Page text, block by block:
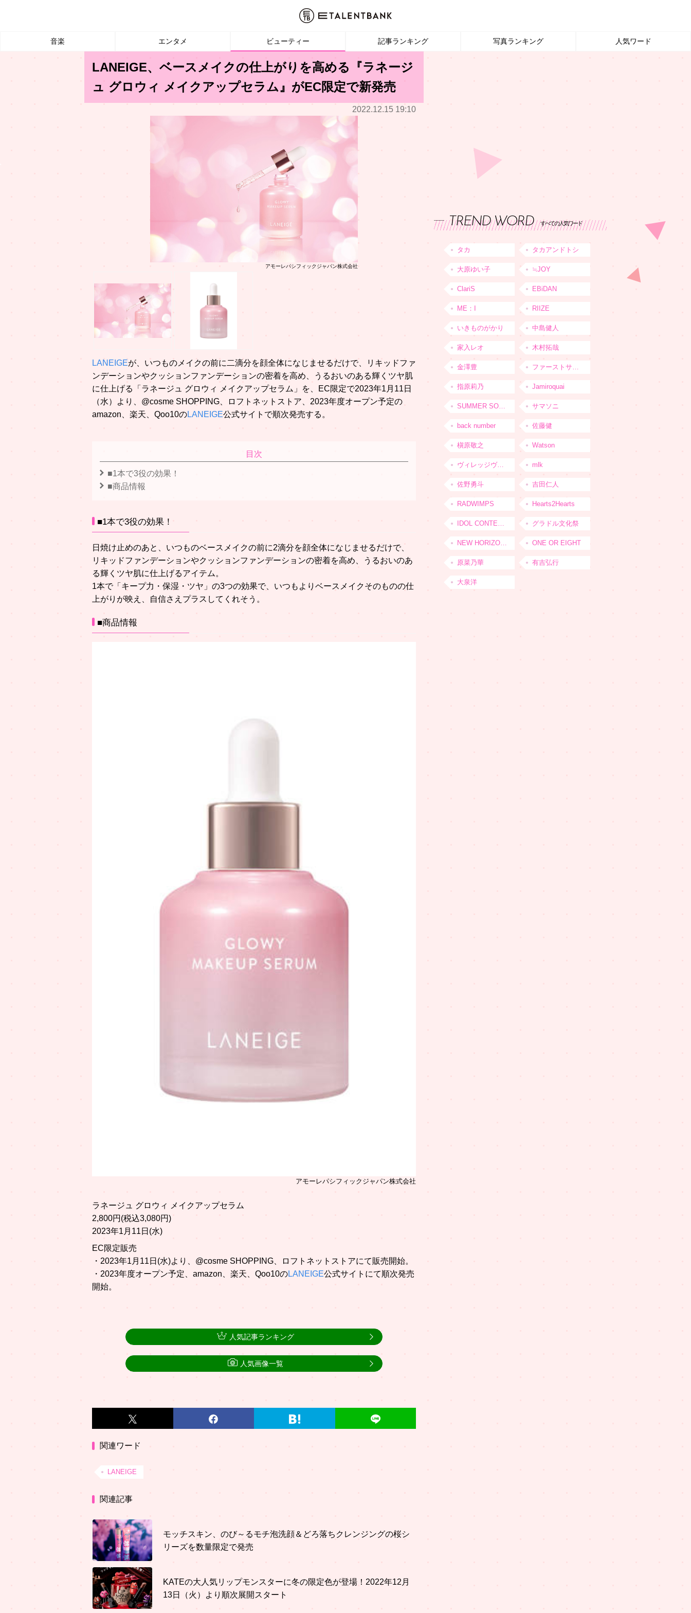
音楽 エンタメ ビューティー 記事ランキング 写真ランキング 人気ワード
LANEIGE、ベースメイクの仕上がりを高める『ラネージ
ュ グロウィ メイクアップセラム』がEC限定で新発売
2022.12.15 19:10
アモーレパシフィックジャパン株式会社
LANEIGEが、いつものメイクの前に二滴分を顔全体になじませるだけで、リキッドファ
ンデーションやクッションファンデーションの密着を高め、うるおいのある輝くツヤ肌
に仕上げる「ラネージュ グロウィ メイクアップセラム」を、EC限定で2023年1月11日
（水）より、@cosme SHOPPING、ロフトネットストア、2023年度オープン予定の
amazon、楽天、Qoo10のLANEIGE公式サイトで順次発売する。
目次
■1本で3役の効果！
■商品情報
■1本で3役の効果！
日焼け止めのあと、いつものベースメイクの前に2滴分を顔全体になじませるだけで、
リキッドファンデーションやクッションファンデーションの密着を高め、うるおいのあ
る輝くツヤ肌に仕上げるアイテム。
1本で「キープ力・保湿・ツヤ」の3つの効果で、いつもよりベースメイクそのものの仕
上がりが映え、自信さえプラスしてくれそう。
■商品情報
アモーレパシフィックジャパン株式会社
ラネージュ グロウィ メイクアップセラム
2,800円(税込3,080円)
2023年1月11日(水)
EC限定販売
・2023年1月11日(水)より、@cosme SHOPPING、ロフトネットストアにて販売開始。
・2023年度オープン予定、amazon、楽天、Qoo10のLANEIGE公式サイトにて順次発売
開始。
関連ワード
LANEIGE
関連記事
モッチスキン、のび～るモチ泡洗顔＆どろ落ちクレンジングの桜シ
リーズを数量限定で発売
KATEの大人気リップモンスターに冬の限定色が登場！2022年12月
13日（火）より順次展開スタート
人気記事ランキング
人気画像一覧
TREND WORD すべての人気ワード
タカ タカアンドトシ
大原ゆい子 ≒JOY
ClariS EBiDAN
ME：I RIIZE
いきものがかり 中島健人
家入レオ 木村拓哉
金澤豊 ファーストサマーウイカ
指原莉乃 Jamiroquai
SUMMER SONIC サマソニ
back number 佐藤健
槇原敬之 Watson
ヴィレッジヴァンガード mlk
佐野勇斗 吉田仁人
RADWIMPS Hearts2Hearts
IDOL CONTENT EXPO グラドル文化祭
NEW HORIZON FEST ONE OR EIGHT
原菜乃華 有吉弘行
大泉洋